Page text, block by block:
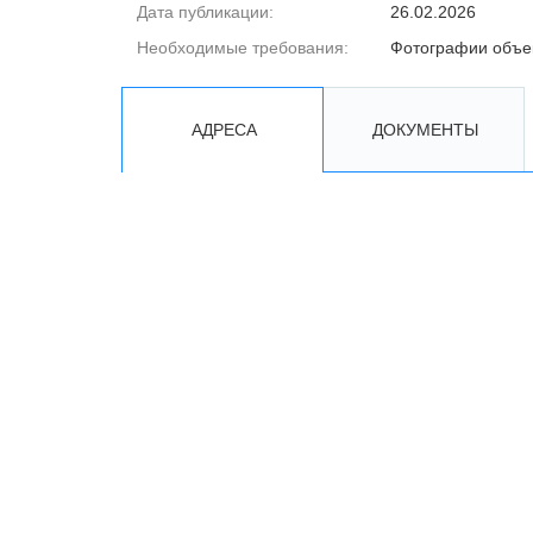
Дата публикации:
26.02.2026
Необходимые требования:
Фотографии
АДРЕСА ДОКУМЕНТЫ